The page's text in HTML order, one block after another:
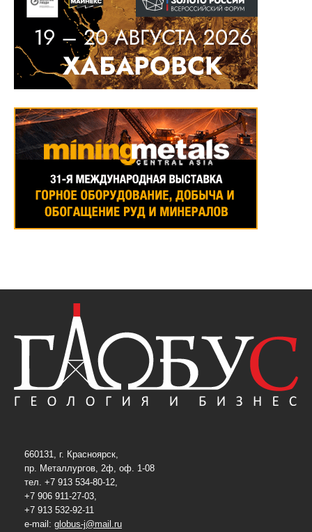
660131, г. Красноярск,
пр. Металлургов, 2ф, оф. 1-08
тел. +7 913 534-80-12,
+7 906 911-27-03,
+7 913 532-92-11
e-mail: globus-j@mail.ru